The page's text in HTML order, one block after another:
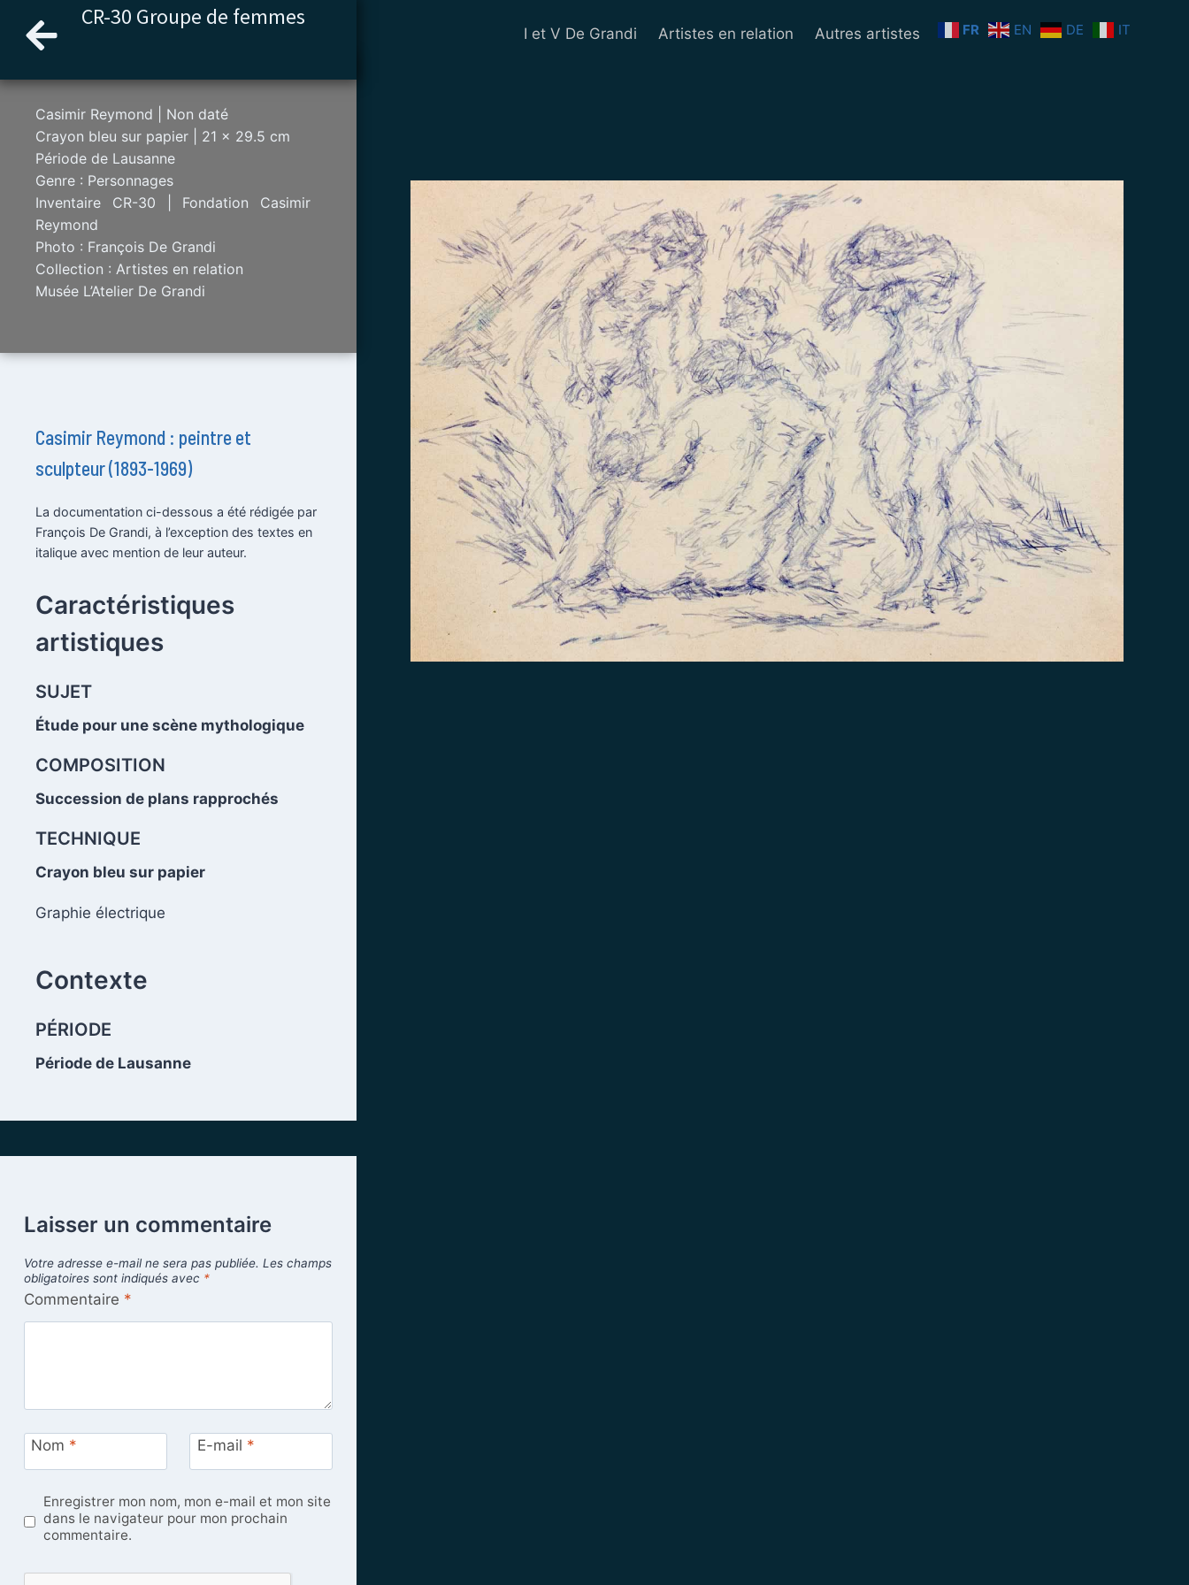
CR-30 Groupe de femmes
Casimir Reymond | Non daté
Crayon bleu sur papier | 21 x 29.5 cm
Période de Lausanne
Genre : Personnages
Inventaire CR-30 | Fondation Casimir
Reymond
Photo : François De Grandi
Collection : Artistes en relation
Musée L’Atelier De Grandi
Casimir Reymond : peintre et
sculpteur (1893-1969)
La documentation ci-dessous a été rédigée par
François De Grandi, à l’exception des textes en
italique avec mention de leur auteur.
Caractéristiques
artistiques
.
SUJET
Étude pour une scène mythologique
COMPOSITION
Succession de plans rapprochés
TECHNIQUE
Crayon bleu sur papier
Graphie électrique
Contexte
PÉRIODE
Période de Lausanne
I et V De Grandi Artistes en relation Autres artistes FR EN DE IT
Laisser un commentaire
Votre adresse e-mail ne sera pas publiée. Les champs
obligatoires sont indiqués avec *
Commentaire *
Nom * E-mail *
Enregistrer mon nom, mon e-mail et mon site
dans le navigateur pour mon prochain
commentaire.